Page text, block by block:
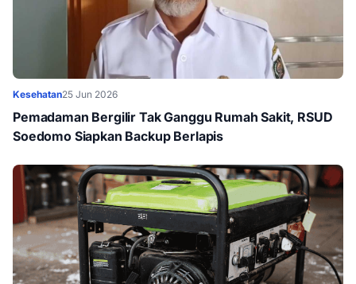
Kesehatan25 Jun 2026
Pemadaman Bergilir Tak Ganggu Rumah Sakit, RSUD
Soedomo Siapkan Backup Berlapis